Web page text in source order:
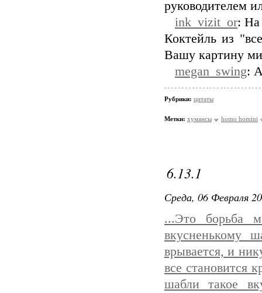
руководителем
ink_vizit_or: На
Коктейль из
Вашу картину
megan_swing:
Рубрики: цитаты
Метки: хумансы homo homini
6.13.1
Среда, 06 Февраля
...Это борьба
вкусненькому
врывается, и
все становится
шабли такое